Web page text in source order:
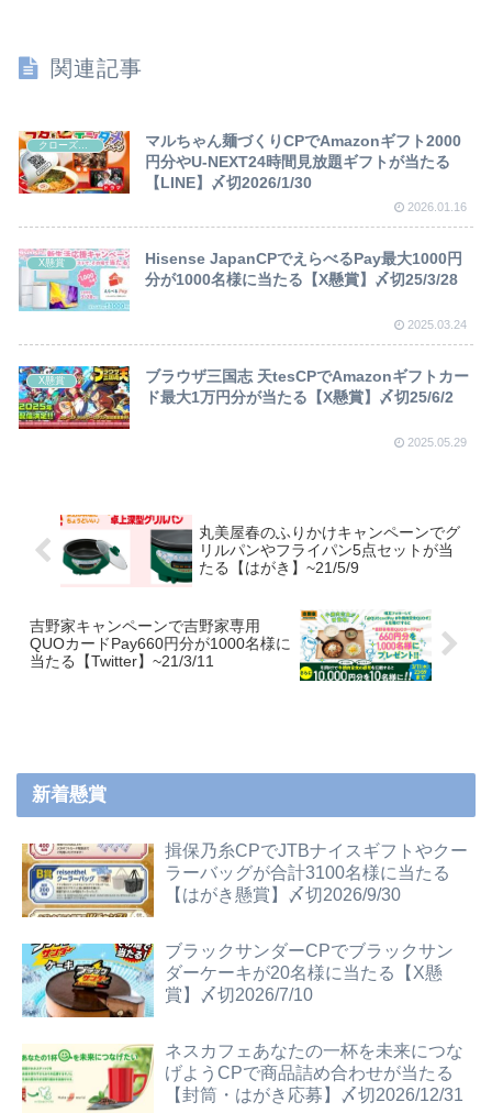
関連記事
クローズド懸賞
マルちゃん麺づくりCPでAmazonギフト2000
円分やU-NEXT24時間見放題ギフトが当たる
【LINE】〆切2026/1/30
2026.01.16
X懸賞
Hisense JapanCPでえらべるPay最大1000円
分が1000名様に当たる【X懸賞】〆切25/3/28
2025.03.24
X懸賞
ブラウザ三国志 天tesCPでAmazonギフトカー
ド最大1万円分が当たる【X懸賞】〆切25/6/2
2025.05.29
丸美屋春のふりかけキャンペーンでグ
リルパンやフライパン5点セットが当
たる【はがき】~21/5/9
吉野家キャンペーンで吉野家専用
QUOカードPay660円分が1000名様に
当たる【Twitter】~21/3/11
新着懸賞
揖保乃糸CPでJTBナイスギフトやクー
ラーバッグが合計3100名様に当たる
【はがき懸賞】〆切2026/9/30
ブラックサンダーCPでブラックサン
ダーケーキが20名様に当たる【X懸
賞】〆切2026/7/10
ネスカフェあなたの一杯を未来につな
げようCPで商品詰め合わせが当たる
【封筒・はがき応募】〆切2026/12/31